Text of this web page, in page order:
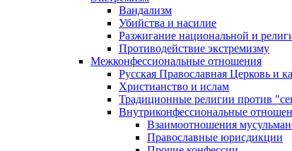
Вандализм
Убийства и насилие
Разжигание национальной и
Противодействие экстремизму
Межконфессиональные отношения
Русская Православная Церковь и
Христианство и ислам
Традиционные религии против
Внутриконфессиональные
Взаимоотношения
Православные юрисдикции